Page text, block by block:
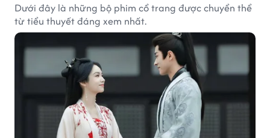
Dưới đây là những bộ phim cổ trang được chuyển thể
từ tiểu thuyết đáng xem nhất.